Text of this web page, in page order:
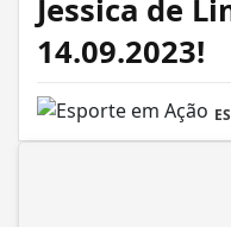
Jessica de
14.09.2023!